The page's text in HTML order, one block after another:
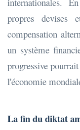
propres devises
compensation
un système
progressive
l'économie
La fin du diktat